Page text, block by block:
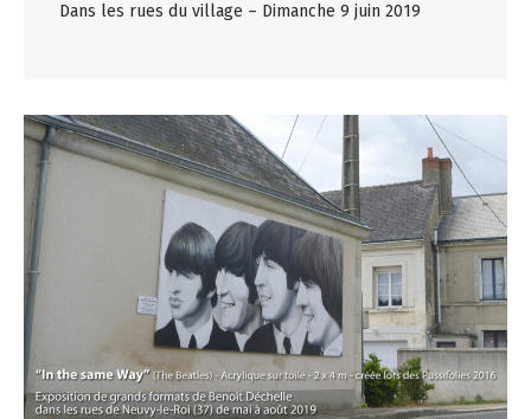
Dans les rues du village – Dimanche 9 juin 2019